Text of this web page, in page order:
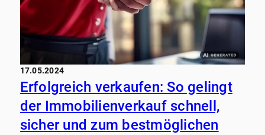
17.05.2024
Erfolgreich verkaufen: So gelingt
der Immobilienverkauf schnell,
sicher und zum bestmöglichen